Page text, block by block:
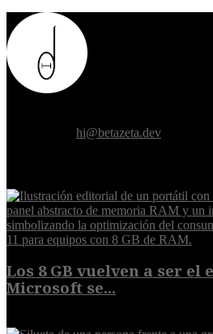
hi@betazeta.dev
Los 8 GB vuelven a ser el
Microsoft se...